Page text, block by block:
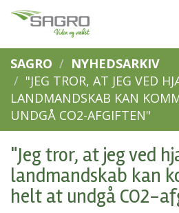
SAGRO
NYHEDSARKIV
"JEG TROR, AT JEG VED
LANDMANDSKAB KAN
UNDGÅ CO2-AFGIFTEN"
"Jeg tror, at jeg ved
landmandskab kan
helt at undgå CO2-